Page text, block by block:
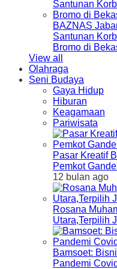
BAZNAS
Santunan
Bromo di
View all
Olahraga
Seni Budaya
Gaya Hidup
Hiburan
Keagamaan
Pariwisata
Pasar Kreatif
Pemkot
12 bulan ago
Rosana
Utara,Terpilih
Bamsoet:
Pandemi